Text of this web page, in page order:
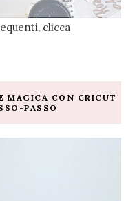
clicca
MAGICA CON CRICUT
PASSO